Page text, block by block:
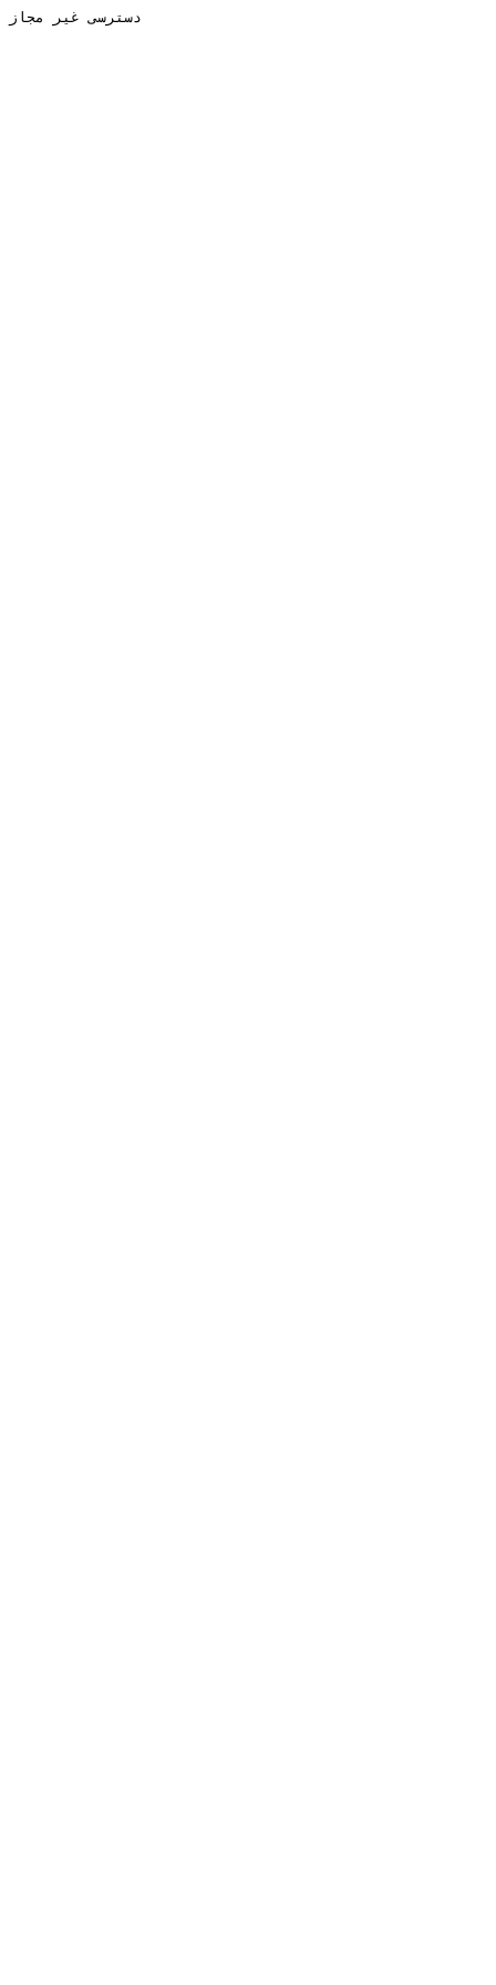
دسترسی غیر مجاز